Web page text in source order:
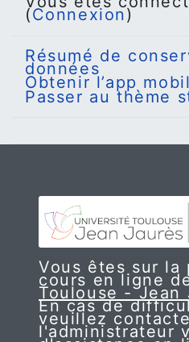
(Connexion)
Résumé de
données
Obtenir l’app
Passer au thème
Vous êtes sur la
cours en ligne
Toulouse - Jean
En cas de
veuillez
l'administrateur